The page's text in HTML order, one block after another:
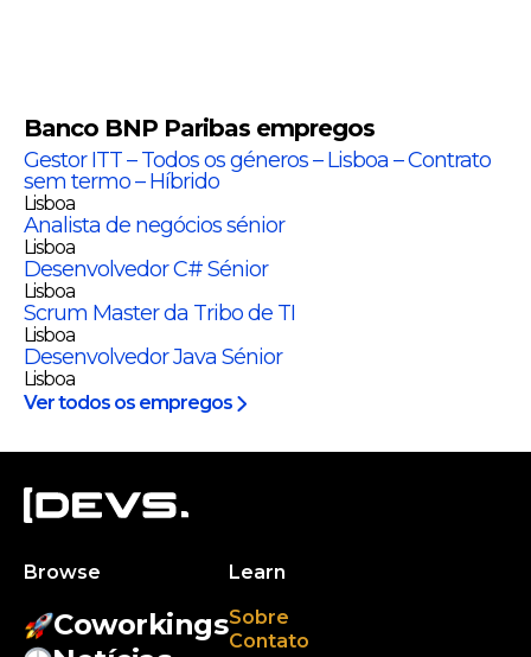
Banco BNP Paribas empregos
Gestor ITT – Todos os géneros – Lisboa – Contrato
sem termo – Híbrido
Lisboa
Analista de negócios sénior
Lisboa
Desenvolvedor C# Sénior
Lisboa
Scrum Master da Tribo de TI
Lisboa
Desenvolvedor Java Sénior
Lisboa
Ver todos os empregos
Browse
Coworkings
Learn
Sobre
Contato